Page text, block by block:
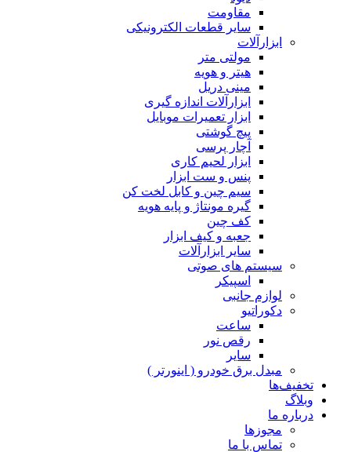
مقاومت
سایر قطعات الکترونیکی
ابزارآلات
مولتی متر
هیتر و هویه
مینی دریل
ابزارآلات اندازه گیری
ابزار تعمیرات موبایل
پیچ گوشتی
آچار پرسی
ابزار لحیم کاری
پنس و ست ابزار
سیم چین و کابل لخت کن
گیره مونتاژ و پایه هویه
کف چین
جعبه و کیف ابزار
سایر ابزارآلات
سیستم های صوتی
اسپیکر
لوازم جانبی
دکوراتیو
ساعت
رقص نور
سایر
مبدل برق خودرو ( اینورتر )
تخفیف‌ها
وبلاگ
درباره ما
مجوزها
تماس با ما